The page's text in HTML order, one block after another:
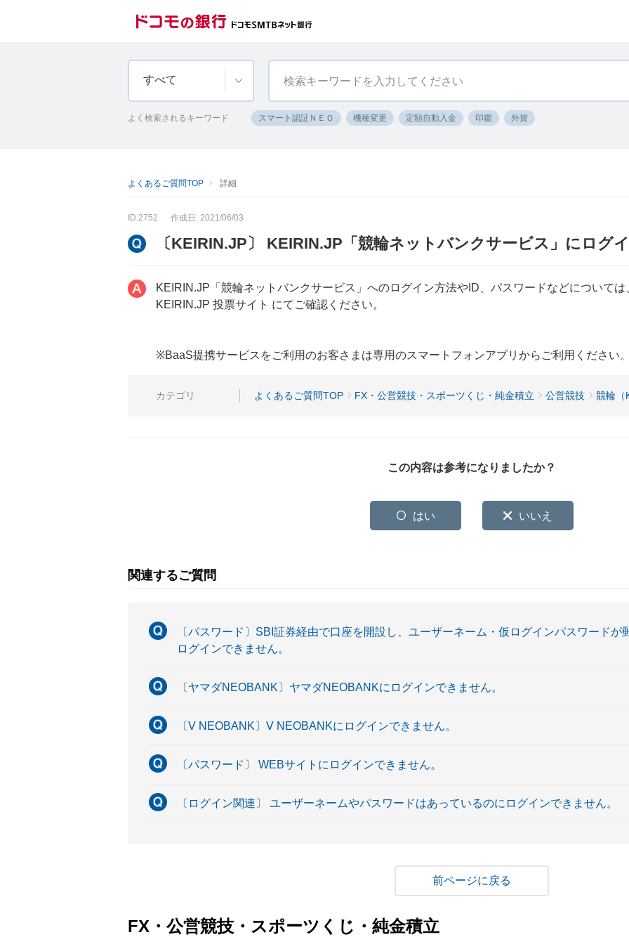
すべて
よく検索されるキーワード スマート認証ＮＥＯ 機種変更 定額自動入金 印鑑 外貨
よくあるご質問TOP 詳細
ID:2752 作成日: 2021/06/03
〔KEIRIN.JP〕 KEIRIN.JP「競輪ネットバンクサービス」にログ
KEIRIN.JP「競輪ネットバンクサービス」へのログイン方法やID、パスワードなどについては
KEIRIN.JP 投票サイト にてご確認ください。
※BaaS提携サービスをご利用のお客さまは専用のスマートフォンアプリからご利用ください。
カテゴリ よくあるご質問TOP FX・公営競技・スポーツくじ・純金積立 公営競技 競輪（
この内容は参考になりましたか？
はい いいえ
関連するご質問
〔パスワード〕SBI証券経由で口座を開設し、ユーザーネーム・仮ログインパスワードが
ログインできません。
〔ヤマダNEOBANK〕ヤマダNEOBANKにログインできません。
〔V NEOBANK〕V NEOBANKにログインできません。
〔パスワード〕 WEBサイトにログインできません。
〔ログイン関連〕 ユーザーネームやパスワードはあっているのにログインできません。
戻る
FX・公営競技・スポーツくじ・純金積立